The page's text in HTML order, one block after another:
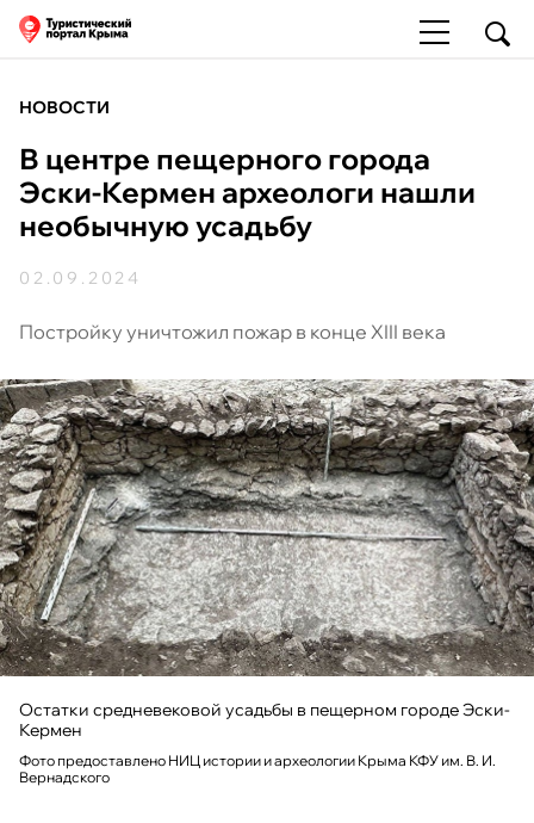
НОВОСТИ
В центре пещерного города
Эски-Кермен археологи нашли
необычную усадьбу
02.09.2024
Постройку уничтожил пожар в конце XIII века
Остатки средневековой усадьбы в пещерном городе Эски-
Кермен
Фото предоставлено НИЦ истории и археологии Крыма КФУ им. В. И.
Вернадского